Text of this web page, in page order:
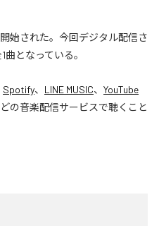
開始された。今回デジタル配信さ
曲となっている。
Spotify、 LINE MUSIC、 YouTube
の音楽配信サービスで聴くこと